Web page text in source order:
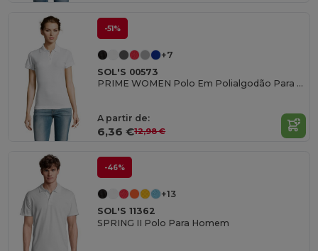
-51%
+7
SOL'S 00573
PRIME WOMEN Polo Em Polialgodão Para Senhora
A partir de:
6,36 €12,98 €
-46%
+13
SOL'S 11362
SPRING II Polo Para Homem